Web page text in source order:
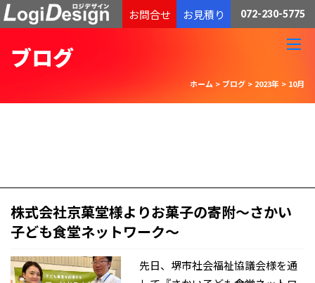
通販物流専門 低価格・発送代行のロジデザイン
お問合せ お見積り 072-230-5775
ブログ
ホーム > ブログ > 2023年 > 10月
株式会社京菓堂様よりお菓子の寄附～さかい
子ども食堂ネットワーク～
先日、堺市社会福祉協議会様を通